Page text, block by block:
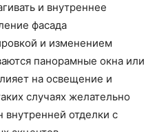
и внутреннее
фасада
и изменением
панорамные окна или
на освещение и
случаях желательно
внутренней отделки с